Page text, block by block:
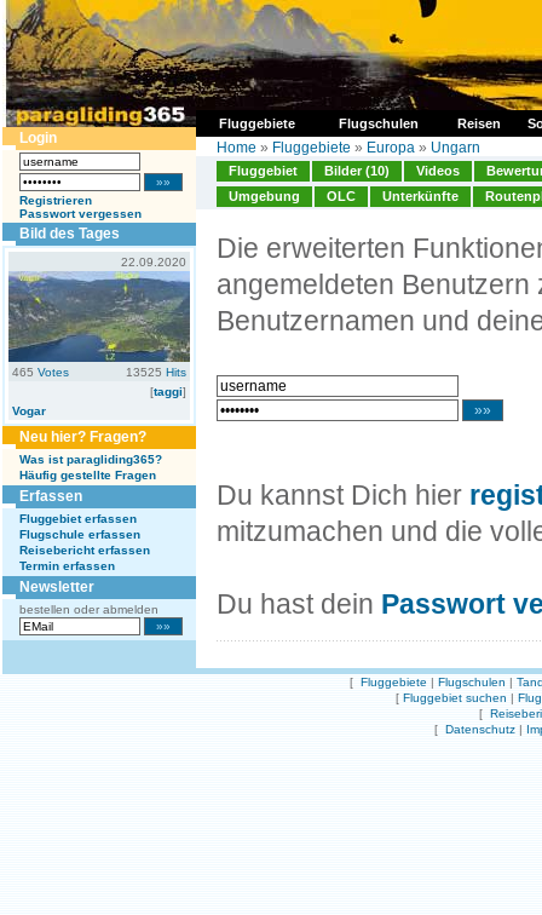
Fluggebiete Flugschulen Reisen
Login
Registrieren
Passwort vergessen
Bild des Tages
22.09.2020
465 Votes 13525 Hits
[taggi]
Vogar
Neu hier? Fragen?
Was ist paragliding365?
Häufig gestellte Fragen
Erfassen
Fluggebiet erfassen
Flugschule erfassen
Reisebericht erfassen
Termin erfassen
Newsletter
bestellen oder abmelden
Home » Fluggebiete » Europa » Ungarn
Fluggebiet Bilder (10) Videos
Umgebung
OLC Unterkünfte
Die erweiterten
angemeldeten Benutzern
Benutzernamen und
Du kannst Dich hier
mitzumachen und die
Du hast dein Passwort
[ Fluggebiete | Flugschulen |
[ Fluggebiet suchen |
[
[ Datenschutz |